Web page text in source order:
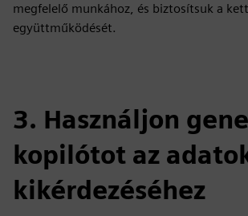
megfelelő munkához, és biztosítsuk a
együttműködését.
3. Használjon
kopilótot az
kikérdezéséhez